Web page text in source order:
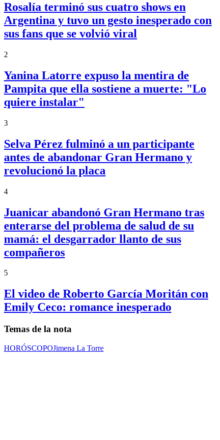
Rosalía terminó sus cuatro shows en
Argentina y tuvo un gesto inesperado con
sus fans que se volvió viral
2
Yanina Latorre expuso la mentira de
Pampita que ella sostiene a muerte: "Lo
quiere instalar"
3
Selva Pérez fulminó a un participante
antes de abandonar Gran Hermano y
revolucionó la placa
4
Juanicar abandonó Gran Hermano tras
enterarse del problema de salud de su
mamá: el desgarrador llanto de sus
compañeros
5
El video de Roberto García Moritán con
Emily Ceco: romance inesperado
Temas de la nota
HORÓSCOPOJimena La Torre